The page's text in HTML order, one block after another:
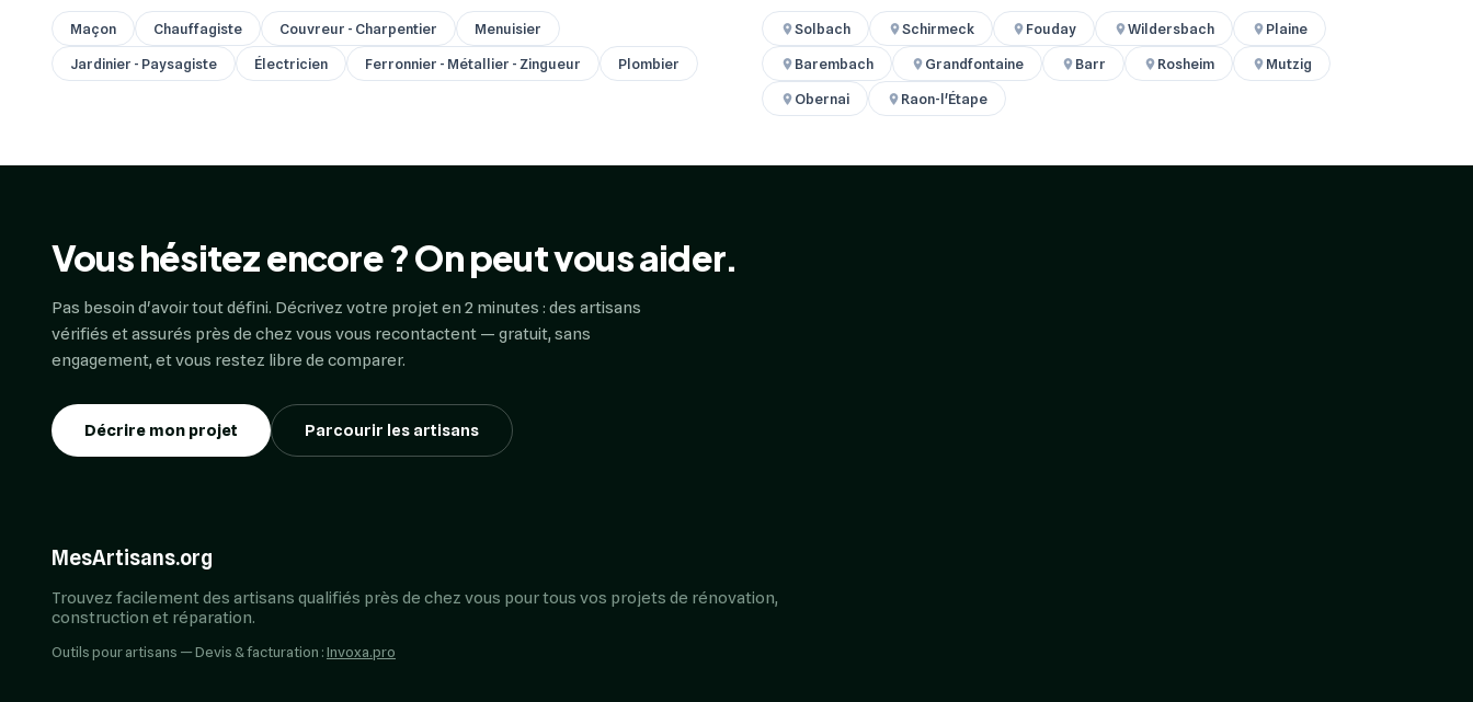
Maçon Chauffagiste Couvreur - Charpentier
Menuisier
Jardinier - Paysagiste
Électricien Ferronnier - Métallier - Zingueur Plombier
Solbach Schirmeck Fouday Wildersbach
Plaine
Barembach
Grandfontaine Barr Rosheim
Mutzig
Obernai
Raon-l'Étape
Vous hésitez encore ? On peut vous aider.
Pas besoin d'avoir tout défini. Décrivez votre projet en 2 minutes : des artisans
vérifiés et assurés près de chez vous vous recontactent — gratuit, sans
engagement, et vous restez libre de comparer.
Décrire mon projet Parcourir les artisans
MesArtisans.org
Trouvez facilement des artisans qualifiés près de chez vous pour tous vos projets de rénovation,
construction et réparation.
Outils pour artisans — Devis & facturation :Invoxa.pro